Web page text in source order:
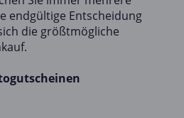
endgültige Entscheidung
die größtmögliche